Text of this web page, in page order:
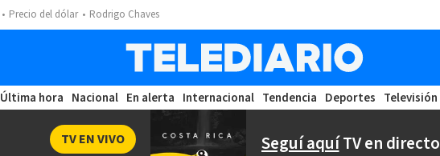
Precio del dólar Rodrigo Chaves
Última hora Nacional En alerta Internacional Tendencia Deportes Televisión
Seguí aquíTV en directo
TV EN VIVO